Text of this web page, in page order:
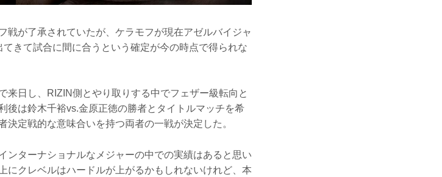
戦が了承されていたが、ケラモフが現在アゼルバイジャ
きて試合に間に合うという確定が今の時点で得られな
来日し、RIZIN側とやり取りする中でフェザー級転向と
後は鈴木千裕vs.金原正徳の勝者とタイトルマッチを希
定戦的な意味合いを持つ両者の一戦が決定した。
ンターナショナルなメジャーの中での実績はあると思い
にクレベルはハードルが上がるかもしれないけれど、本